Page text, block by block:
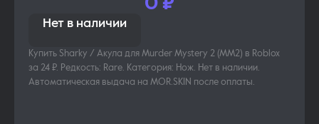
Нет в наличии
Купить Sharky / Акула для Murder Mystery 2 (MM2) в Roblox
за 24 ₽. Редкость: Rare. Категория: Нож. Нет в наличии.
Автоматическая выдача на MOR.SKIN после оплаты.